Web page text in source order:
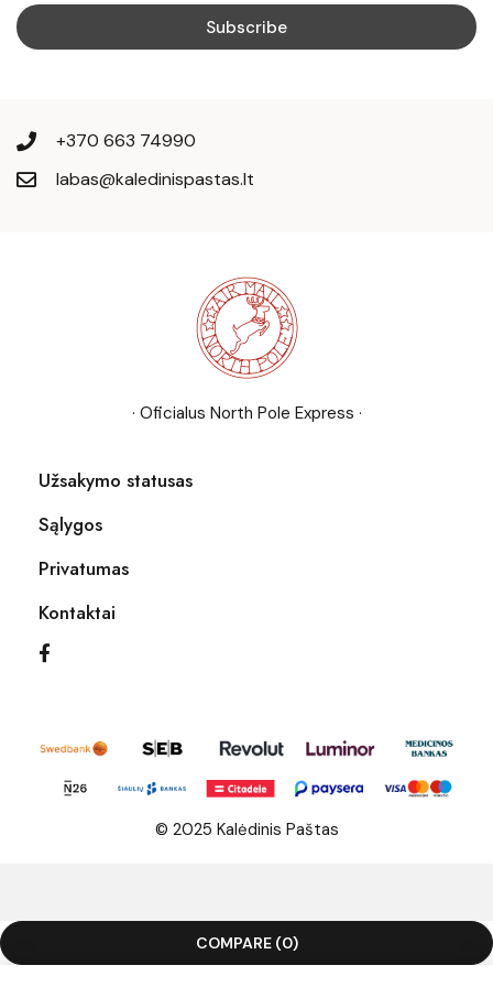
+370 663 74990
labas@kaledinispastas.lt
· Oficialus North Pole Express ·
Užsakymo statusas
Sąlygos
Privatumas
Kontaktai
© 2025 Kalėdinis Paštas
COMPARE (0)